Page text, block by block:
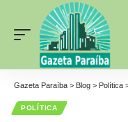
Gazeta Paraíba > Blog > Política
POLÍTICA